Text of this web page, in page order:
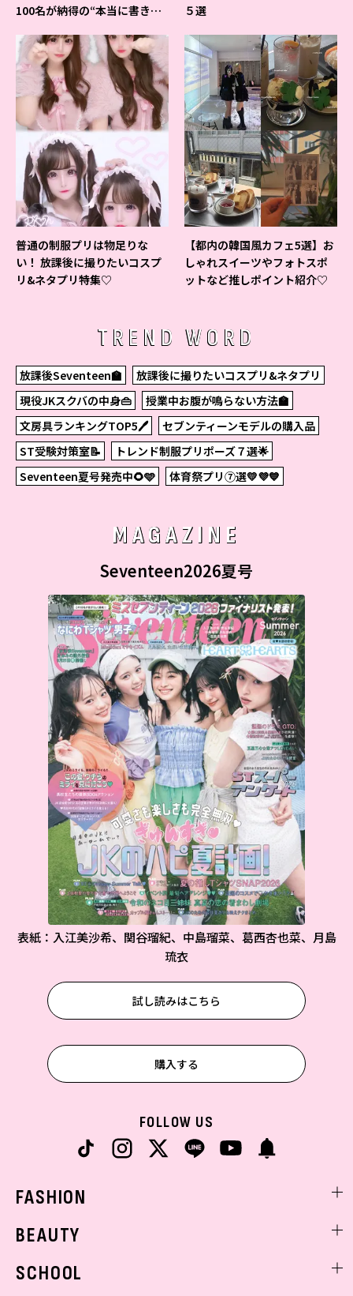
100名が納得の“本当に書きや
５選
普通の制服プリは物足りな
い！ 放課後に撮りたいコスプ
リ&ネタプリ特集♡
【都内の韓国風カフェ5選】お
しゃれスイーツやフォトスポ
ットなど推しポイント紹介♡
TREND WORD
放課後Seventeen🏫
放課後に撮りたいコスプリ&ネタプリ
現役JKスクバの中身👜
授業中お腹が鳴らない方法🏫
文房具ランキングTOP5🖊
セブンティーンモデルの購入品
ST受験対策室📝
トレンド制服プリポーズ７選🌟
Seventeen夏号発売中🌻🩵
体育祭プリ⑦選💛💜💙
MAGAZINE
Seventeen2026夏号
表紙：入江美沙希、関谷瑠紀、中島瑠菜、葛西杏也菜、月島
琉衣
試し読みはこちら
購入する
FOLLOW US
FASHION
着回し
BEAUTY
SCHOOL